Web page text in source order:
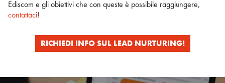
Ediscom e gli obiettivi che con queste è possibile raggiungere,
contattaci!
RICHIEDI INFO SUL LEAD NURTURING!